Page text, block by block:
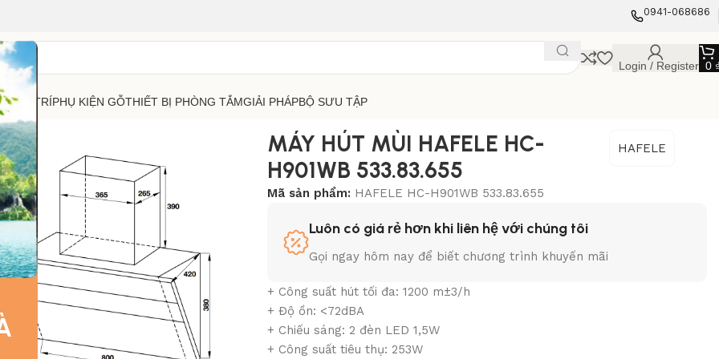
0941-068686
Login / Register 0
TRÍPHỤ KIỆN GỖTHIẾT BỊ PHÒNG TẮMGIẢI PHÁPBỘ SƯU TẬP
HC-H901WB 533.83.655
MÁY HÚT MÙI HAFELE HC-
H901WB 533.83.655
HAFELE
Mã sản phẩm: HAFELE HC-H901WB 533.83.655
Luôn có giá rẻ hơn khi liên hệ với chúng tôi
Gọi ngay hôm nay để biết chương trình khuyến mãi
+ Công suất hút tối đa: 1200 m±3/h
+Độ ồn: <72dBA
+ Chiếu sáng: 2 đèn LED 1,5W
+ Công suất tiêu thụ: 253W